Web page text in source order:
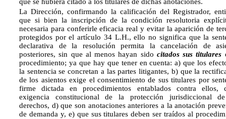
que se hubiera citado a los titulares de dichas anotaciones.
La Dirección, confirmando la calificación del Registrador,
que si bien la inscripción de la condición resolutoria
necesaria para conferirle eficacia real y evitar la aparición de
protegidos por el artículo 34 L.H., ello no significa que la
declarativa de la resolución permita la cancelación de
posteriores, sin que al menos hayan sido citados sus titulares
procedimiento; ya que hay que tener en cuenta: a) que los
la sentencia se concretan a las partes litigantes, b) que la
de los asientos exige el consentimiento de sus titulares por
firme dictada en procedimientos entablados contra ellos,
exigencia constitucional de la protección jurisdiccional
derechos, d) que son anotaciones anteriores a la anotación
de demanda y, e) que sus titulares deben ser traídos al